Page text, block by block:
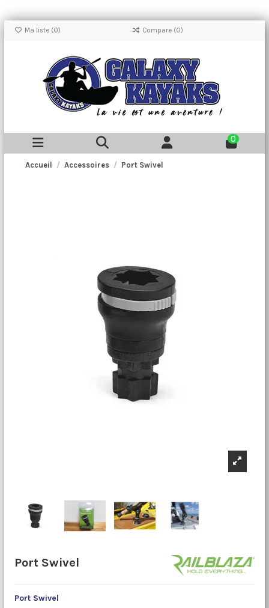
Ma liste (0) Compare (0)
0
Accueil Accessoires Port Swivel
Port Swivel
Port Swivel